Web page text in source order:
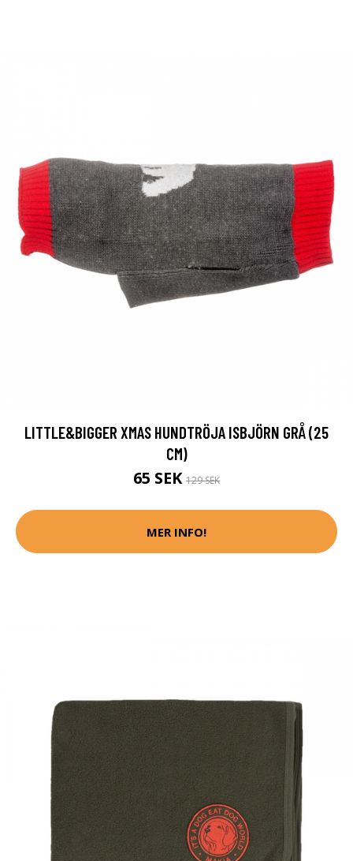
LITTLE&BIGGER XMAS HUNDTRÖJA ISBJÖRN GRÅ (25
CM)
65 SEK 129 SEK
MER INFO!